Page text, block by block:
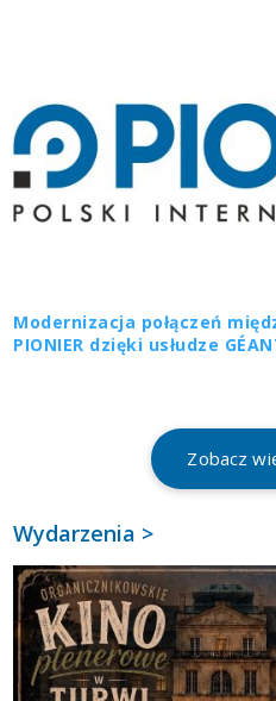
Modernizacja połączeń
PIONIER dzięki usłudze
Zobacz
Wydarzenia >